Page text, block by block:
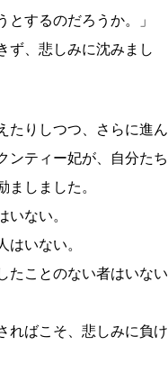
するのだろうか。」
ず、悲しみに沈みまし
たりしつつ、さらに進ん
ンティー妃が、自分たち
しました。
いない。
いない。
たことのない者はいない
ればこそ、悲しみに負け